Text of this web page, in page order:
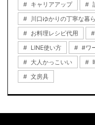
キャリアアップ
川口ゆかりの丁寧な暮
お料理レシピ代用
LINE使い方
#ワ
大人かっこいい
文房具